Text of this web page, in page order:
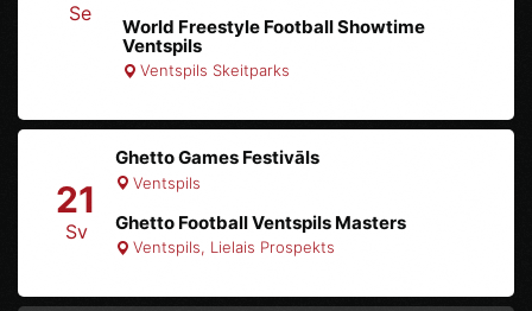
Se
World Freestyle Football Showtime
Ventspils
Ventspils Skeitparks
21
Sv
Ghetto Games Festivāls
Ventspils
Ghetto Football Ventspils Masters
Ventspils, Lielais Prospekts